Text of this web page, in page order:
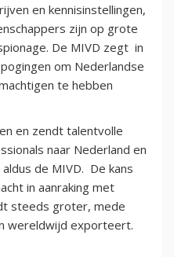
en kennisinstellingen,
zijn op grote
De MIVD zegt in
om Nederlandse
te hebben
en zendt talentvolle
naar Nederland en
aldus de MIVD. De kans
in aanraking met
steeds groter, mede
wereldwijd exporteert.